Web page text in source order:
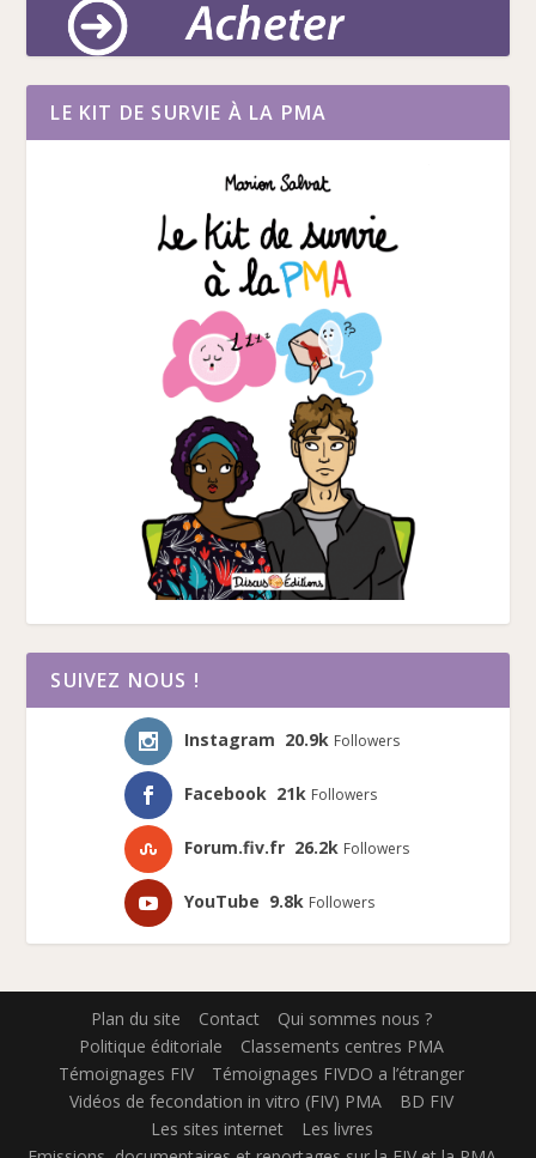
LE KIT DE SURVIE À LA PMA
SUIVEZ NOUS !
Instagram 20.9k Followers
Facebook 21k Followers
Forum.fiv.fr 26.2k Followers
YouTube 9.8k Followers
Plan du site Contact
Qui sommes nous ?
Politique éditoriale
Classements centres PMA
Témoignages FIV
Témoignages FIVDO a l’étranger
Vidéos de fecondation in vitro (FIV) PMA
BD FIV
Les sites internet
Les livres